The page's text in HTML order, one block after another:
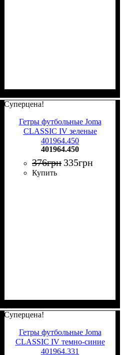
Суперцена!
Гетры футбольные Joma
CLASSIC IV зеленые
401964.450
401964.450
376грн 335грн
Купить
Суперцена!
Гетры футбольные Joma
CLASSIC IV темно-синие
401964.331